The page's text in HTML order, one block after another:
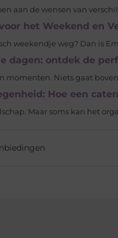
aan de wensen van
het Weekend en
weekendje weg? Dan is
dagen: ontdek de
momenten. Niets gaat
Hoe een
Maar soms kan het